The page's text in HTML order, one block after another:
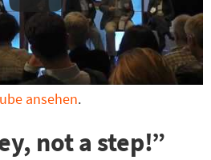
ansehen.
not a step!”